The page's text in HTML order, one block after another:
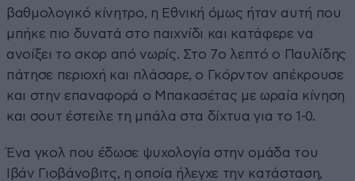
βαθμολογικό κίνητρο, η Εθνική όμως ήταν αυτή που
μπήκε πιο δυνατά στο παιχνίδι και κατάφερε να
ανοίξει το σκορ από νωρίς. Στο 7ο λεπτό ο Παυλίδης
πάτησε περιοχή και πλάσαρε, ο Γκόρντον απέκρουσε
και στην επαναφορά ο Μπακασέτας με ωραία κίνηση
και σουτ έστειλε τη μπάλα στα δίχτυα για το 1-0.
Ένα γκολ που έδωσε ψυχολογία στην ομάδα του
Ιβάν Γιοβάνοβιτς, η οποία ήλεγχε την κατάσταση,